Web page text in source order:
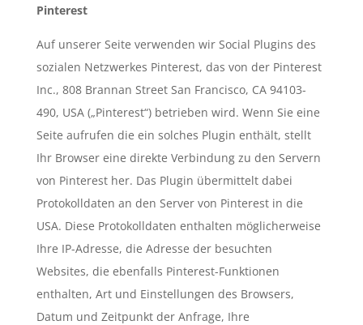
Pinterest
Auf unserer Seite verwenden wir Social Plugins des
sozialen Netzwerkes Pinterest, das von der Pinterest
Inc., 808 Brannan Street San Francisco, CA 94103-
490, USA („Pinterest“) betrieben wird. Wenn Sie eine
Seite aufrufen die ein solches Plugin enthält, stellt
Ihr Browser eine direkte Verbindung zu den Servern
von Pinterest her. Das Plugin übermittelt dabei
Protokolldaten an den Server von Pinterest in die
USA. Diese Protokolldaten enthalten möglicherweise
Ihre IP-Adresse, die Adresse der besuchten
Websites, die ebenfalls Pinterest-Funktionen
enthalten, Art und Einstellungen des Browsers,
Datum und Zeitpunkt der Anfrage, Ihre